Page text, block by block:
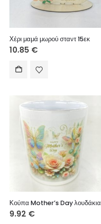
Χέρι μαμά μωρού σταντ 15εκ
10.85 €
Κούπα Mother’s Day λουδάκια
9.92 €